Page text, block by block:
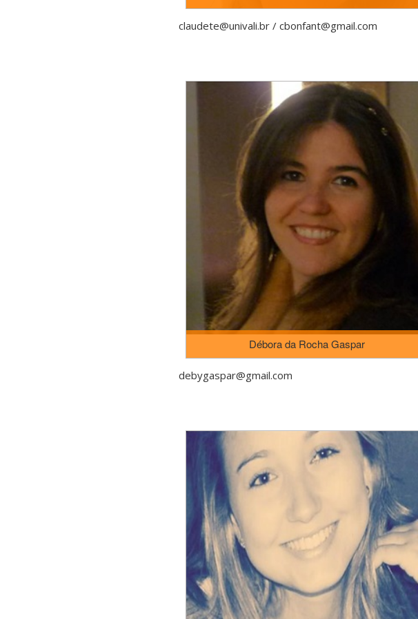
Graduação em Pedagogia pela Universidade Regional de
Universidade do Vale do Itajaí (UNIVALI - 2003). Doutorado
em Educação pelo PPGE da Universidade Federal de SC
(UFSC - 2017), na Linha de Pesquisa Educação e Infância,
com estágio doutoral na Università degli Studi di Firenze no
Dipartimento Scienza della Formazione e Psicologia (UNIFI
-2015 - 2016), com bolsa CAPES. Atualmente, é docente no
Curso de Pedagogia na Escola de Educação da Universidade
do Vale do Itajaí (UNIVALI) e Servidora Pública Estadual (SED),
como Técnica em Assuntos Educacionais/Supervisora
Escolar. Faz palestras e cursos de formação para docentes
e gestores tendo como enfoque: o estágio obrigatório no
curso de pedagogia e docência com crianças na Educação
Infantil e Anos Iniciais.
claudete@univali.br / cbonfant@gmail.com
Débora da Rocha Gaspar
Doutora em "Artes y Educación" pela Universidad de
Catarina. Graduada em: Licenciatura Plena em Artes
Plásticas pela Universidade do Estado de Santa Catarina
(2002). Professora de Artes Visuais do Colégio de Aplicação
da UFSC. Coordenadora do Projeto de Extensão Arte na
debygaspar@gmail.com